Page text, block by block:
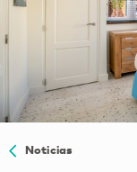
Noticias